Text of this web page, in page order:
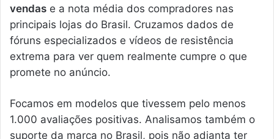
vendas e a nota média dos compradores nas
principais lojas do Brasil. Cruzamos dados de
fóruns especializados e vídeos de resistência
extrema para ver quem realmente cumpre o que
promete no anúncio.
Focamos em modelos que tivessem pelo menos
1.000 avaliações positivas. Analisamos também o
suporte da marca no Brasil, pois não adianta ter